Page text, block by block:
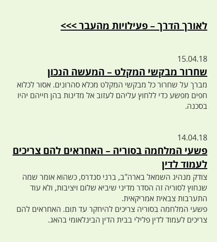
לאורך הדרך – פעילויות מהעבר >>>
15.04.18
שחרור מבקשי המקלט – המעשה הנכון
מברך על שחרור כל מבקשי המקלט מכלא סהרונים. אסור לכלוא
חפים מפשע כדי ללחוץ עליהם לעזוב אל מדינות בהן חייהם יהיו
בסכנה.
14.04.18
פשעי המלחמה בסוריה – האחראים להם צריכים
לעמוד לדין
צודק מנהיג השמאל בארה"ב, ברני סנדרס, כשהוא אומר שמה
שנחוץ לסוריה זה הסדר מדיני שיביא שלום ויציבות, ולא עוד
התערבות צבאית אמריקאית.
פשעי המלחמה בסוריה צריכים להיחקר עד תום. האחראים להם
צריכים לעמוד לדין פלילי בבית הדין הבינלאומי בהאג.